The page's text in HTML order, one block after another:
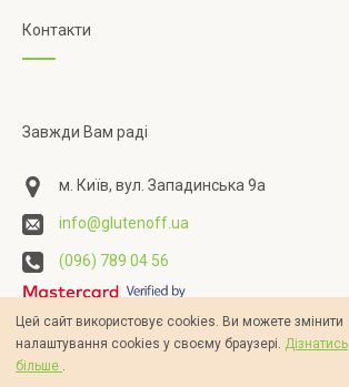
Контакти
Завжди Вам раді
м. Київ, вул. Западинська 9а
info@glutenoff.ua
(096) 789 04 56
Цей сайт використовує cookies. Ви можете змінити
налаштування cookies у своєму браузері. Дізнатись
більше .